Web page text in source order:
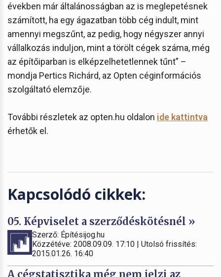
években már általánosságban az is meglepetésnek
számított, ha egy ágazatban több cég indult, mint
amennyi megszűnt, az pedig, hogy négyszer annyi
vállalkozás induljon, mint a törölt cégek száma, még
az építőiparban is elképzelhetetlennek tűnt” –
mondja Pertics Richárd, az Opten céginformációs
szolgáltató elemzője.
További részletek az opten.hu oldalon ide kattintva
érhetők el.
Kapcsolódó cikkek:
05. Képviselet a szerződéskötésnél »
Szerző: Építésijog.hu
Közzétéve: 2008.09.09. 17:10 | Utolsó frissítés:
2015.01.26. 16:40
A cégstatisztika még nem jelzi az